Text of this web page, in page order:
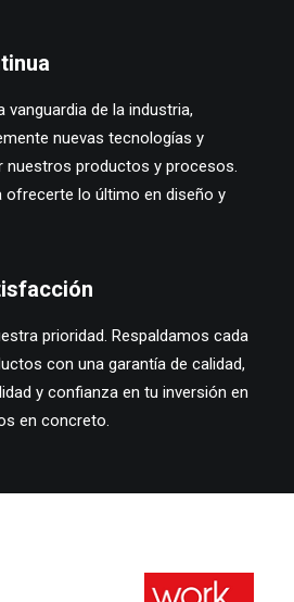
de la industria,
nuevas tecnologías y
nuestros productos y procesos.
ofrecerte lo último en diseño y
prioridad. Respaldamos cada
con una garantía de calidad,
y confianza en tu inversión en
en concreto.